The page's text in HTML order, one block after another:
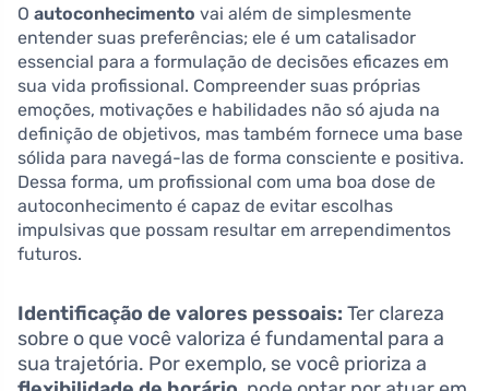
O autoconhecimento vai além de simplesmente
entender suas preferências; ele é um catalisador
essencial para a formulação de decisões eficazes em
sua vida profissional. Compreender suas próprias
emoções, motivações e habilidades não só ajuda na
definição de objetivos, mas também fornece uma base
sólida para navegá-las de forma consciente e positiva.
Dessa forma, um profissional com uma boa dose de
autoconhecimento é capaz de evitar escolhas
impulsivas que possam resultar em arrependimentos
futuros.
Identificação de valores pessoais: Ter clareza
sobre o que você valoriza é fundamental para a
sua trajetória. Por exemplo, se você prioriza a